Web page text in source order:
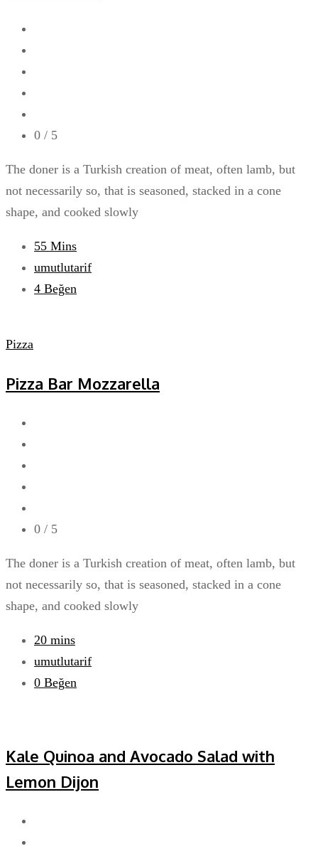
0 / 5
The doner is a Turkish creation of meat, often lamb, but
not necessarily so, that is seasoned, stacked in a cone
shape, and cooked slowly
55 Mins
umutlutarif
4 Beğen
Pizza
Pizza Bar Mozzarella
0 / 5
The doner is a Turkish creation of meat, often lamb, but
not necessarily so, that is seasoned, stacked in a cone
shape, and cooked slowly
20 mins
umutlutarif
0 Beğen
Kale Quinoa and Avocado Salad with
Lemon Dijon